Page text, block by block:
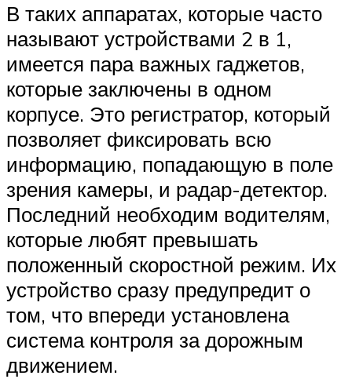
В таких аппаратах, которые часто
называют устройствами 2 в 1,
имеется пара важных гаджетов,
которые заключены в одном
корпусе. Это регистратор, который
позволяет фиксировать всю
информацию, попадающую в поле
зрения камеры, и радар-детектор.
Последний необходим водителям,
которые любят превышать
положенный скоростной режим. Их
устройство сразу предупредит о
том, что впереди установлена
система контроля за дорожным
движением.